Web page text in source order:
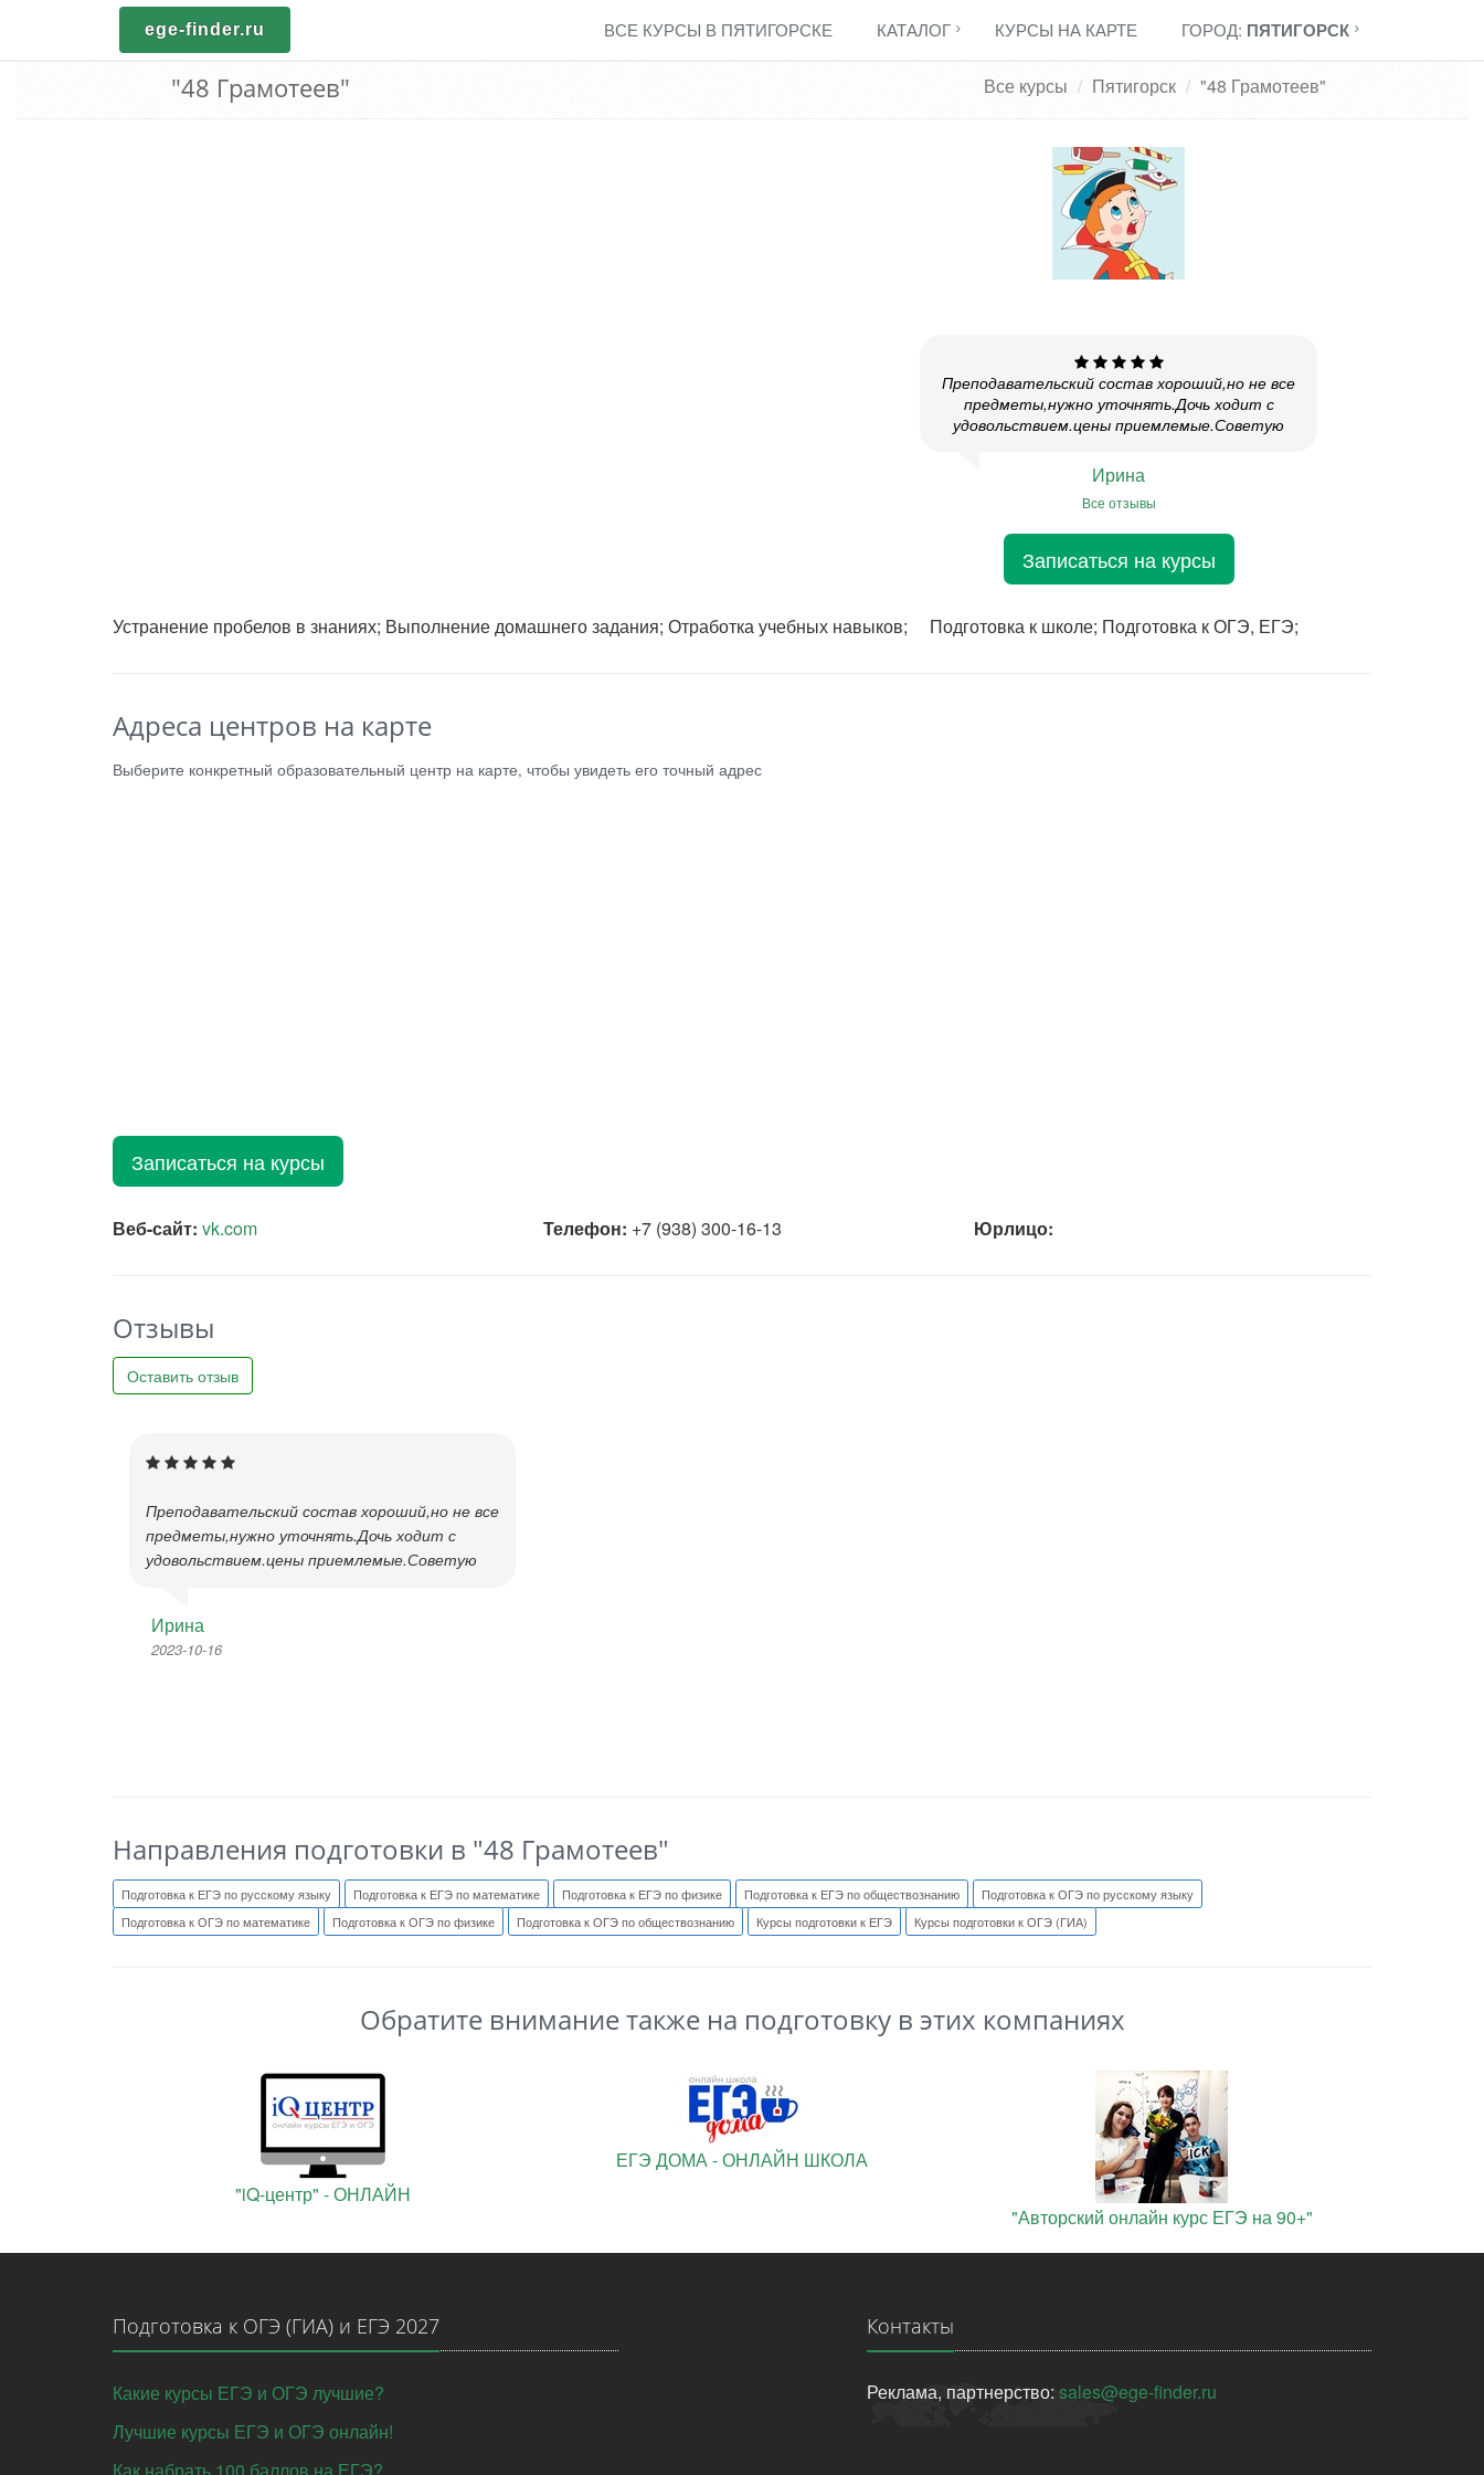
ege-finder.ru ВСЕ КУРСЫ В ПЯТИГОРСКЕ КАТАЛОГ КУРСЫ НА КАРТЕ ГОРОД: ПЯТИГОРСК
"48 Грамотеев" Все курсы Пятигорск "48 Грамотеев"
Преподавательский состав хороший,но не все
предметы,нужно уточнять.Дочь ходит с
удовольствием.цены приемлемые.Советую
Ирина
Все отзывы
Записаться на курсы
Устранение пробелов в знаниях; Выполнение домашнего задания; Отработка учебных навыков; ⠀ Подготовка к школе; Подготовка к ОГЭ, ЕГЭ;
Адреса центров на карте
Выберите конкретный образовательный центр на карте, чтобы увидеть его точный адрес
Записаться на курсы
Веб-сайт: vk.com Телефон: +7 (938) 300-16-13 Юрлицо:
Отзывы
Оставить отзыв
Преподавательский состав хороший,но не все
предметы,нужно уточнять.Дочь ходит с
удовольствием.цены приемлемые.Советую
Ирина
2023-10-16
Направления подготовки в "48 Грамотеев"
Подготовка к ЕГЭ по русскому языку Подготовка к ЕГЭ по математике Подготовка к ЕГЭ по физике Подготовка к ЕГЭ по обществознанию
Подготовка к ОГЭ по русскому языку
Подготовка к ОГЭ по математике
Подготовка к ОГЭ по физике Подготовка к ОГЭ по обществознанию Курсы подготовки к ЕГЭ Курсы подготовки к ОГЭ (ГИА)
Обратите внимание также на подготовку в этих компаниях
"iQ-центр" - ОНЛАЙН
ЕГЭ ДОМА - ОНЛАЙН ШКОЛА
"Авторский онлайн курс ЕГЭ на 90+"
Подготовка к ОГЭ (ГИА) и ЕГЭ 2027
Какие курсы ЕГЭ и ОГЭ лучшие?
Лучшие курсы ЕГЭ и ОГЭ онлайн!
Контакты
Реклама, партнерство: sales@ege-finder.ru